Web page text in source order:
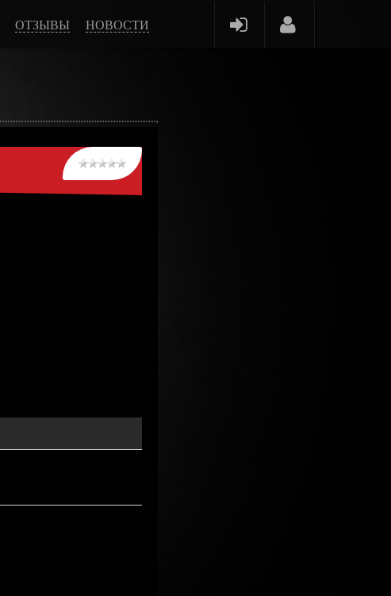
ОТЗЫВЫ НОВОСТИ